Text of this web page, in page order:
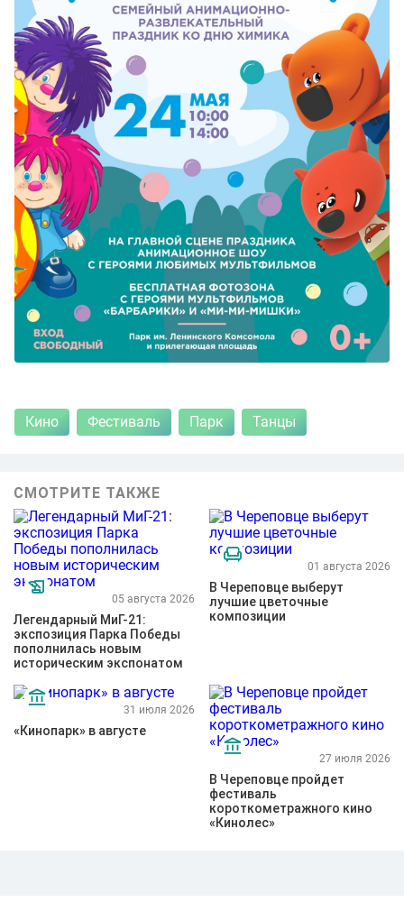
Кино Фестиваль Парк Танцы
СМОТРИТЕ ТАКЖЕ
05 августа 2026
Легендарный МиГ-21:
экспозиция Парка Победы
пополнилась новым
историческим экспонатом
01 августа 2026
В Череповце выберут
лучшие цветочные
композиции
31 июля 2026
«Кинопарк» в августе
27 июля 2026
В Череповце пройдет
фестиваль
короткометражного кино
«Кинолес»